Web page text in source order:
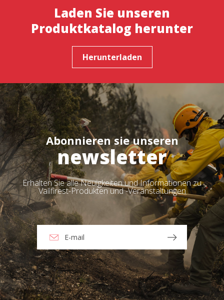
Laden Sie unseren
Produktkatalog herunter
Herunterladen
Abonnieren sie unseren
newsletter
Erhalten Sie alle Neuigkeiten und Informationen zu
Vallfirest-Produkten und -Veranstaltungen